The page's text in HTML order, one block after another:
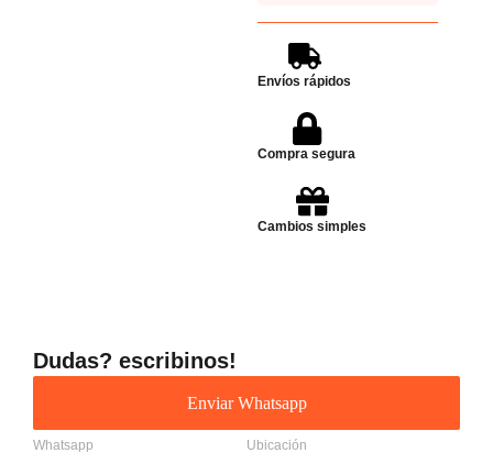
Envíos rápidos
Compra segura
Cambios simples
Dudas? escribinos!
Enviar Whatsapp
Whatsapp Ubicación